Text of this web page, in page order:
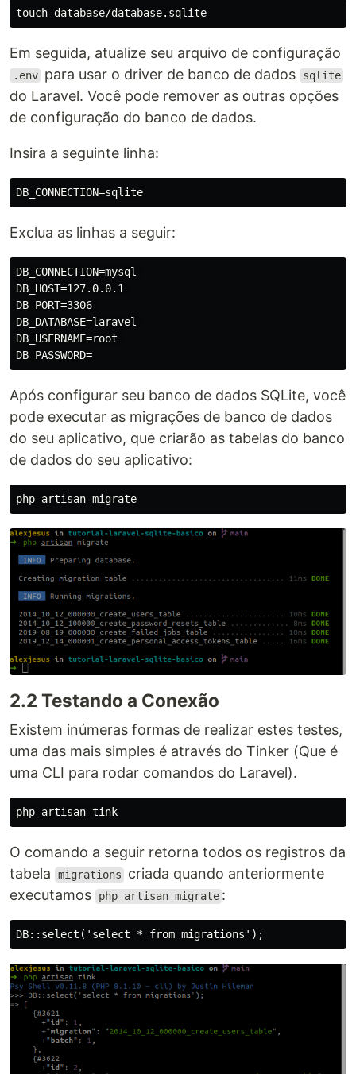
Em seguida, atualize seu arquivo de configuração
.env para usar o driver de banco de dados sqlite
do Laravel. Você pode remover as outras opções
de configuração do banco de dados.
Insira a seguinte linha:
Exclua as linhas a seguir:
DB_CONNECTION=mysql
DB_HOST=127.0.0.1
DB_PORT=3306
DB_DATABASE=laravel
DB_USERNAME=root
Após configurar seu banco de dados SQLite, você
pode executar as migrações de banco de dados
do seu aplicativo, que criarão as tabelas do banco
de dados do seu aplicativo:
2.2 Testando a Conexão
Existem inúmeras formas de realizar estes testes,
uma das mais simples é através do Tinker (Que é
uma CLI para rodar comandos do Laravel).
O comando a seguir retorna todos os registros da
tabela
migrations
criada quando anteriormente
executamos
php artisan migrate :